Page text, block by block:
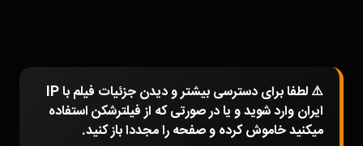
⚠️ لطفا برای دسترسی بیشتر و دیدن جزئیات فیلم با IP
ایران وارد شوید و یا در صورتی که از فیلترشکن استفاده
میکنید خاموش کرده و صفحه را مجددا باز کنید.